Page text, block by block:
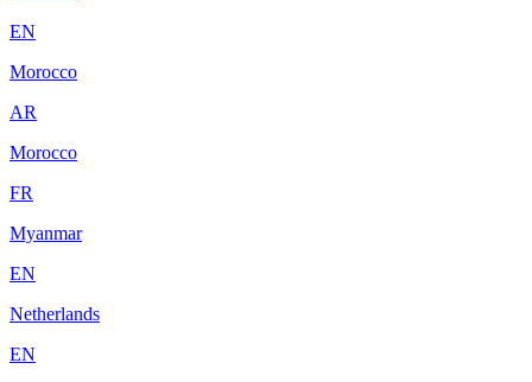
EN
Morocco
AR
Morocco
FR
Myanmar
EN
Netherlands
EN